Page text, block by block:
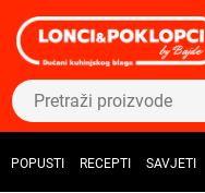
POPUSTI RECEPTI SAVJETI